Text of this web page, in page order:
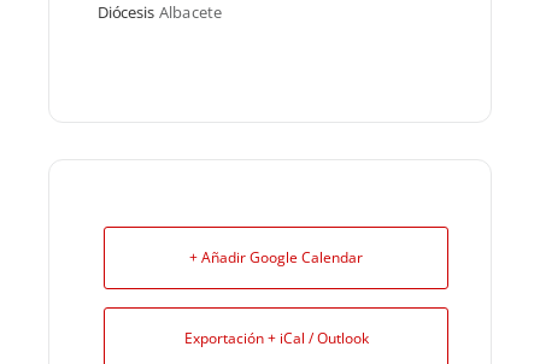
Diócesis Albacete
+ Añadir Google Calendar
Exportación + iCal / Outlook